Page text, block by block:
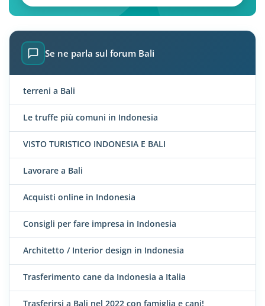
Se ne parla sul forum Bali
terreni a Bali
Le truffe più comuni in Indonesia
VISTO TURISTICO INDONESIA E BALI
Lavorare a Bali
Acquisti online in Indonesia
Consigli per fare impresa in Indonesia
Architetto / Interior design in Indonesia
Trasferimento cane da Indonesia a Italia
Trasferirsi a Bali nel 2022 con famiglia e cani!